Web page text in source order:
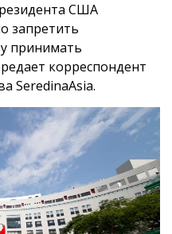
США
запретить
принимать
корреспондент
SeredinaAsia.